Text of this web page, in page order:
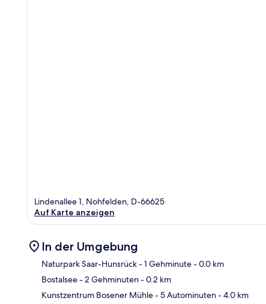
Lindenallee 1, Nohfelden, D-66625
Auf Karte anzeigen
In der Umgebung
Naturpark Saar-Hunsrück- 1 Gehminute- 0.0 km
Bostalsee- 2 Gehminuten- 0.2 km
Kunstzentrum Bosener Mühle- 5 Autominuten- 4.0 km